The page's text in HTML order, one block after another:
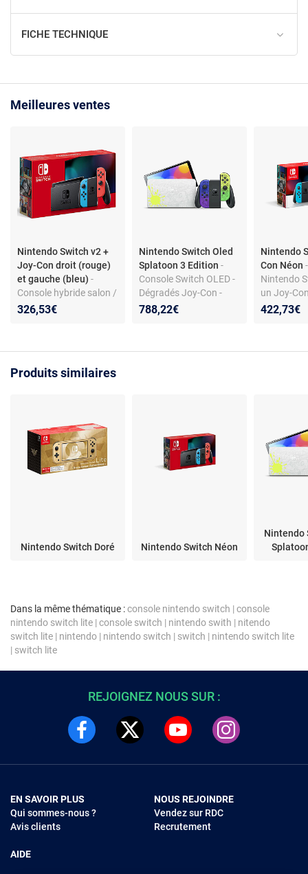
FICHE TECHNIQUE
Meilleures ventes
Nintendo Switch v2 +
Joy-Con droit (rouge)
et gauche (bleu) -
Console hybride salon /
portable
326,53€
Nintendo Switch Oled
Splatoon 3 Edition-
Console Switch OLED -
Dégradés Joy-Con -
Station d'accueil
788,22€
Nintendo
Con Néon
Nintendo
un Joy-
et un Joy-
422,73€
Produits similaires
Nintendo Switch Doré Nintendo Switch Néon
Nintendo
Dans la même thématique :console nintendo switch | console
nintendo switch lite | console switch | nintendo swith | nitendo
switch lite | nintendo | nintendo switch | switch | nintendo switch lite
| switch lite
REJOIGNEZ NOUS SUR :
EN SAVOIR PLUS
Qui sommes-nous ?
Avis clients
AIDE
NOUS REJOINDRE
Vendez sur RDC
Recrutement